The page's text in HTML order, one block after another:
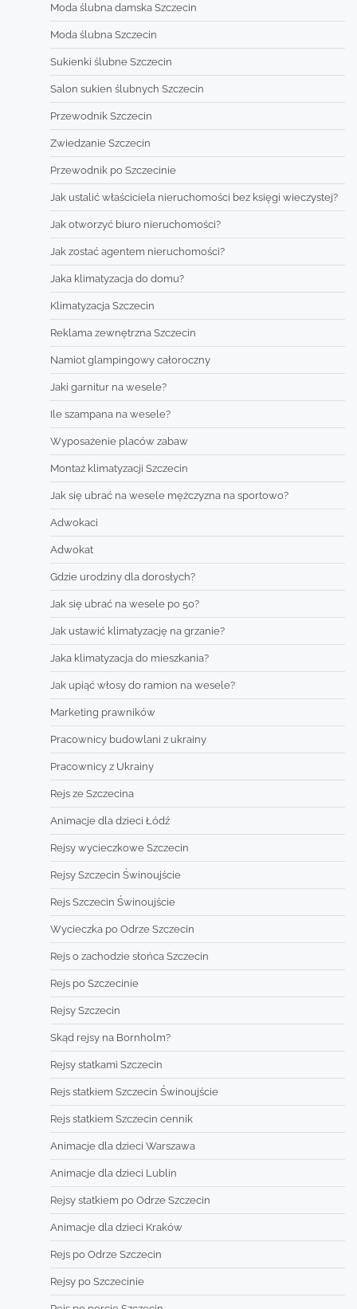
Moda ślubna damska Szczecin
Moda ślubna Szczecin
Sukienki ślubne Szczecin
Salon sukien ślubnych Szczecin
Przewodnik Szczecin
Zwiedzanie Szczecin
Przewodnik po Szczecinie
Jak ustalić właściciela nieruchomości bez księgi wieczystej?
Jak otworzyć biuro nieruchomości?
Jak zostać agentem nieruchomości?
Jaka klimatyzacja do domu?
Klimatyzacja Szczecin
Reklama zewnętrzna Szczecin
Namiot glampingowy całoroczny
Jaki garnitur na wesele?
Ile szampana na wesele?
Wyposażenie placów zabaw
Montaż klimatyzacji Szczecin
Jak się ubrać na wesele mężczyzna na sportowo?
Adwokaci
Adwokat
Gdzie urodziny dla dorosłych?
Jak się ubrać na wesele po 50?
Jak ustawić klimatyzację na grzanie?
Jaka klimatyzacja do mieszkania?
Jak upiąć włosy do ramion na wesele?
Marketing prawników
Pracownicy budowlani z ukrainy
Pracownicy z Ukrainy
Rejs ze Szczecina
Animacje dla dzieci Łódź
Rejsy wycieczkowe Szczecin
Rejsy Szczecin Świnoujście
Rejs Szczecin Świnoujście
Wycieczka po Odrze Szczecin
Rejs o zachodzie słońca Szczecin
Rejs po Szczecinie
Rejsy Szczecin
Skąd rejsy na Bornholm?
Rejsy statkami Szczecin
Rejs statkiem Szczecin Świnoujście
Rejs statkiem Szczecin cennik
Animacje dla dzieci Warszawa
Animacje dla dzieci Lublin
Rejsy statkiem po Odrze Szczecin
Animacje dla dzieci Kraków
Rejs po Odrze Szczecin
Rejsy po Szczecinie